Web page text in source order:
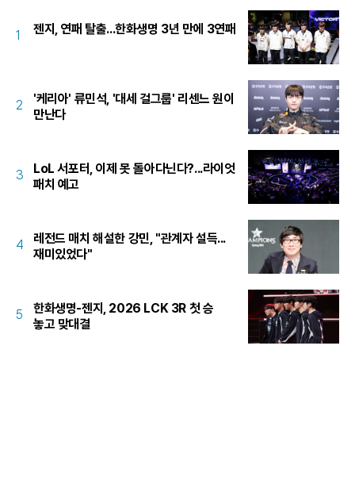
1 젠지, 연패 탈출...한화생명 3년 만에 3연패
2
'케리아' 류민석, '대세 걸그룹' 리센느 원이
만난다
3
LoL 서포터, 이제 못 돌아다닌다?...라이엇
패치 예고
4
레전드 매치 해설한 강민, "관계자 설득...
재미있었다"
5
한화생명-젠지, 2026 LCK 3R 첫 승
놓고 맞대결